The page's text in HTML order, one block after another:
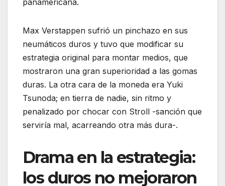
Max Verstappen sufrió un pinchazo en sus
neumáticos duros y tuvo que modificar su
estrategia original para montar medios, que
mostraron una gran superioridad a las gomas
duras. La otra cara de la moneda era Yuki
Tsunoda; en tierra de nadie, sin ritmo y
penalizado por chocar con Stroll -sanción que
serviría mal, acarreando otra más dura-.
Drama en la estrategia:
los duros no mejoraron